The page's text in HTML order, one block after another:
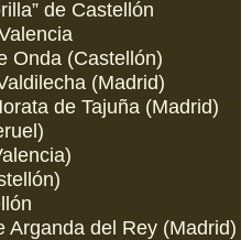
de Castellón
Onda (Castellón)
(Madrid)
de Tajuña (Madrid)
Arganda del Rey (Madrid)